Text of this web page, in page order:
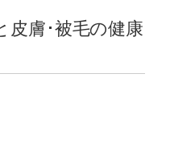
膚･被毛の健康